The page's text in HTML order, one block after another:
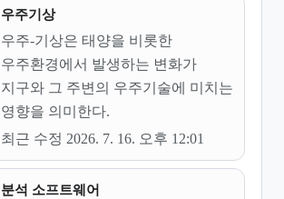
우주기상
우주-기상은 태양을 비롯한
우주환경에서 발생하는 변화가
지구와 그 주변의 우주기술에 미치는
영향을 의미한다.
최근 수정 2026. 7. 16. 오후 12:01
분석 소프트웨어